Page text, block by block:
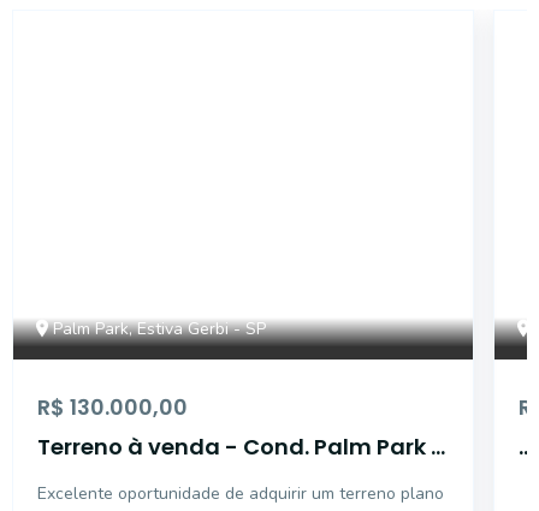
Palm Park, Estiva Gerbi - SP
R$ 130.000,00
Terreno à venda - Cond. Palm Park -
Excelente oportunidade de adquirir um terreno plano
...